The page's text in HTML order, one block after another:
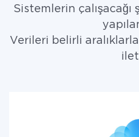
Sistemlerin çalışacağı
Verileri belirli